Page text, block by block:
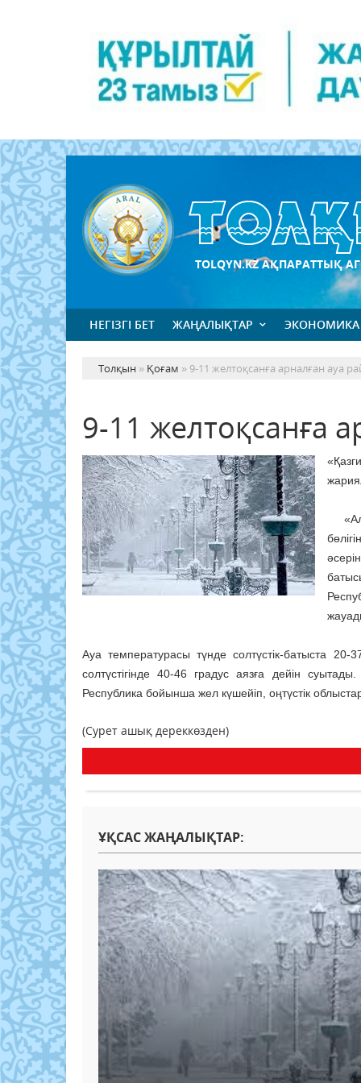
TOLQYN.KZ АҚПАРАТТЫҚ
НЕГІЗГІ БЕТ ЖАҢАЛЫҚТАР ЭКОНОМИКА
Толқын » Қоғам » 9-11 желтоқсанға арналған ауа
9-11 желтоқсанға
Ауа температурасы түнде солтүстік-батыста 20-
солтүстігінде 40-46 градус аязға дейін
Республика бойынша жел күшейіп, оңтүстік
(Сурет ашық дереккөзден)
ҰҚСАС ЖАҢАЛЫҚТАР: